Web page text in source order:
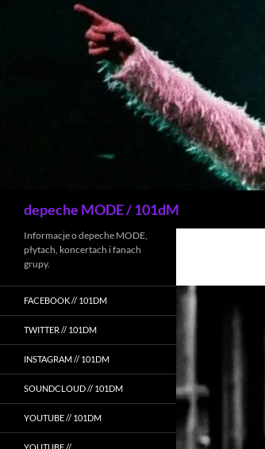
depeche MODE / 101dM
Informacje o depeche MODE,
płytach, koncertach i fanach
grupy.
FACEBOOK // 101DM
TWITTER // 101DM
INSTAGRAM // 101DM
SOUNDCLOUD // 101DM
YOUTUBE // 101DM